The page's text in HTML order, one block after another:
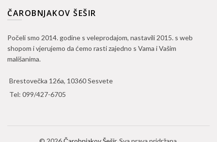
ČAROBNJAKOV ŠEŠIR
Počeli smo 2014. godine s veleprodajom, nastavili 2015. s web
shopom i vjerujemo da ćemo rasti zajedno s Vama i Vašim
mališanima.
Brestovečka 126a, 10360 Sesvete
Tel: 099/427-6705